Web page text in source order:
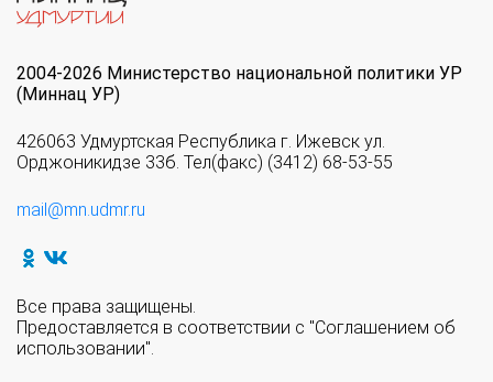
2004-2026 Министерство национальной политики УР
(Миннац УР)
426063 Удмуртская Республика г. Ижевск ул.
Орджоникидзе 33б. Тел(факс) (3412) 68-53-55
mail@mn.udmr.ru
Все права защищены.
Предоставляется в соответствии с "Соглашением об
использовании".